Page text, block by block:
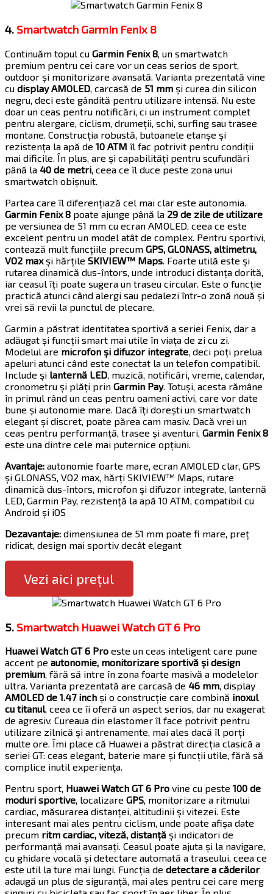
4. Smartwatch Garmin Fenix 8
Continuăm topul cu Garmin Fenix 8 , un smartwatch
premium pentru cei care vor un ceas serios de sport,
outdoor și monitorizare avansată. Varianta prezentată vine
cu display AMOLED , carcasă de 51 mm și curea din silicon
negru, deci este gândită pentru utilizare intensă. Nu este
doar un ceas pentru notificări, ci un instrument complet
pentru alergare, ciclism, drumeții, schi, surfing sau trasee
montane. Construcția robustă, butoanele etanșe și
rezistența la apă de 10 ATM îl fac potrivit pentru condiții
mai dificile. În plus, are și capabilități pentru scufundări
până la 40 de metri , ceea ce îl duce peste zona unui
smartwatch obișnuit.
Partea care îl diferențiază cel mai clar este autonomia.
Garmin Fenix 8 poate ajunge până la 29 de zile de utilizare
pe versiunea de 51 mm cu ecran AMOLED, ceea ce este
excelent pentru un model atât de complex. Pentru sportivi,
contează mult funcțiile precum GPS, GLONASS, altimetru,
VO2 maxși hărțile SKIVIEW™ Maps . Foarte utilă este și
rutarea dinamică dus-întors, unde introduci distanța dorită,
iar ceasul îți poate sugera un traseu circular. Este o funcție
practică atunci când alergi sau pedalezi într-o zonă nouă și
vrei să revii la punctul de plecare.
Garmin a păstrat identitatea sportivă a seriei Fenix, dar a
adăugat și funcții smart mai utile în viața de zi cu zi.
Modelul are microfon și difuzor integrate , deci poți prelua
apeluri atunci când este conectat la un telefon compatibil.
Include și lanternă LED , muzică, notificări, vreme, calendar,
cronometru și plăți prin Garmin Pay. Totuși, acesta rămâne
în primul rând un ceas pentru oameni activi, care vor date
bune și autonomie mare. Dacă îți dorești un smartwatch
elegant și discret, poate părea cam masiv. Dacă vrei un
ceas pentru performanță, trasee și aventuri, Garmin Fenix 8
este una dintre cele mai puternice opțiuni.
Avantaje: autonomie foarte mare, ecran AMOLED clar, GPS
și GLONASS, VO2 max, hărți SKIVIEW™ Maps, rutare
dinamică dus-întors, microfon și difuzor integrate, lanternă
LED, Garmin Pay, rezistență la apă 10 ATM, compatibil cu
Android și iOS
Dezavantaje: dimensiunea de 51 mm poate fi mare, preț
ridicat, design mai sportiv decât elegant
Vezi aici prețul
5. Smartwatch Huawei Watch GT 6 Pro
Huawei Watch GT 6 Pro este un ceas inteligent care pune
accent pe autonomie, monitorizare sportivă și design
premium, fără să intre în zona foarte masivă a modelelor
ultra. Varianta prezentată are carcasă de 46 mm, display
AMOLED de 1.47 inch și o construcție care combină inoxul
cu titanul, ceea ce îi oferă un aspect serios, dar nu exagerat
de agresiv. Cureaua din elastomer îl face potrivit pentru
utilizare zilnică și antrenamente, mai ales dacă îl porți
multe ore. Îmi place că Huawei a păstrat direcția clasică a
seriei GT: ceas elegant, baterie mare și funcții utile, fără să
complice inutil experiența.
Pentru sport, Huawei Watch GT 6 Pro vine cu peste 100 de
moduri sportive, localizare GPS, monitorizare a ritmului
cardiac, măsurarea distanței, altitudinii și vitezei. Este
interesant mai ales pentru ciclism, unde poate afișa date
precum ritm cardiac, viteză, distanță și indicatori de
performanță mai avansați. Ceasul poate ajuta și la navigare,
cu ghidare vocală și detectare automată a traseului, ceea ce
este util la ture mai lungi. Funcția de detectare a căderilor
adaugă un plus de siguranță, mai ales pentru cei care merg